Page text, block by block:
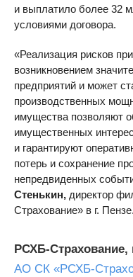
и выплатило более 32
условиями договора.
«Реализация рисков
возникновением
предприятий и может
производственных
имущества позволяют
имущественных
и гарантируют
потерь и сохранение
непредвиденных
Стенькин, директор
Страхование» в г. Пензе.
РСХБ-Страхование,
АО СК «РСХБ-